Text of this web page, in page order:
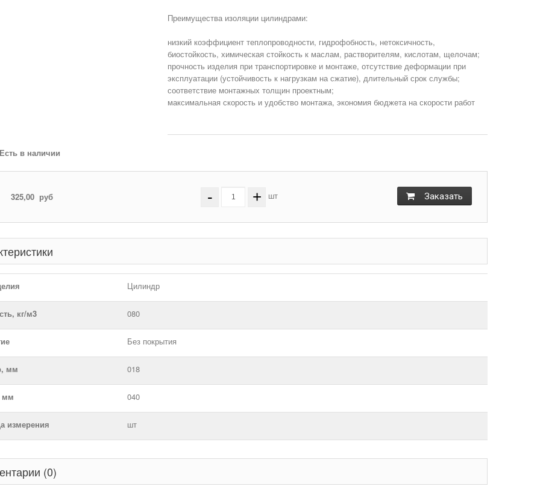
Преимущества изоляции цилиндрами:
низкий коэффициент теплопроводности, гидрофобность, нетоксичность,
биостойкость, химическая стойкость к маслам, растворителям, кислотам, щелочам;
прочность изделия при транспортировке и монтаже, отсутствие деформации при
эксплуатации (устойчивость к нагрузкам на сжатие), длительный срок службы;
соответствие монтажных толщин проектным;
Есть в наличии
325,00руб - + шт Заказать
Цилиндр
кг/м3 080
Без покрытия
мм 018
мм 040
измерения шт
(0)